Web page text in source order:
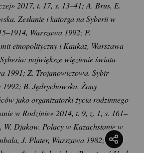
2017, t. 17, s. 13–41; A. Brus, E.
Zesłanie i katorga na Syberii w
Warszawa 1992; P.
etnopolityczny i Kaukaz, Warszawa
największe więzienie świata
1991; Z. Trojanowiczowa. Sybir
jako organizatorki życia rodzinnego
w Rodzinie» 2014, t. 9, z. 1, s. 161–
W. Djakow. Polacy w Kazachstanie w
J. Plater, Warszawa 1982; S.